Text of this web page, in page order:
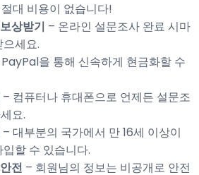
대 비용이 없습니다!
상받기 – 온라인 설문조사 완료 시마
세요.
을 통해 신속하게 현금화할 수
– 컴퓨터나 휴대폰으로 언제든 설문조
요.
– 대부분의 국가에서 만 16세 이상이
할 수 있습니다.
전 – 회원님의 정보는 비공개로 안전